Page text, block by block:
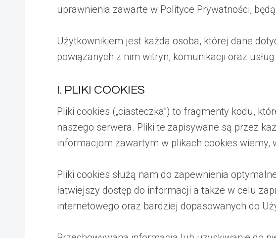
uprawnienia zawarte w Polityce Prywatności,
Użytkownikiem jest każda osoba, której dane
powiązanych z nim witryn, komunikacji oraz
I. PLIKI COOKIES
Pliki cookies („ciasteczka”) to fragmenty kodu,
naszego serwera. Pliki te zapisywane są przez
informacjom zawartym w plikach cookies wiemy,
Pliki cookies służą nam do zapewnienia
łatwiejszy dostęp do informacji a także w celu
internetowego oraz bardziej dopasowanych do